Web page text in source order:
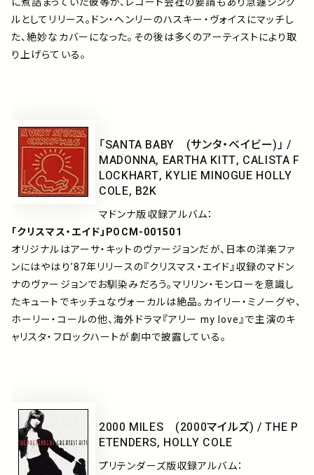
ルとしてリリース。ドン・ヘンリーのハスキー・ヴォイスにマッチし
た、絶妙なカバーになった。その後は多くのアーティストにより取
り上げらている。
「SANTA BABY (サンタ・ベイビー)」 /
MADONNA, EARTHA KITT, CALISTA F
LOCKHART, KYLIE MINOGUE HOLLY
COLE, B2K
マドンナ版収録アルバム：
「クリスマス・エイド」POCM-001501
オリジナルはアーサ・キットのヴァージョンだが、日本の洋楽ファ
ンにはやはり’87年リリースの『クリスマス・エイド』収録のマドン
ナのヴァージョンでお馴染みだろう。マリリン・モンローを意識し
たキュートでキッチュなヴォーカルは絶品。カイリー・ミノーグや、
ホーリー・コールの他、海外ドラマ『アリー my love』で主演のキ
ャリスタ・フロックハートが劇中で披露している。
2000 MILES (2000マイルズ) / THE P
ETENDERS, HOLLY COLE
プリテンダーズ版収録アルバム：